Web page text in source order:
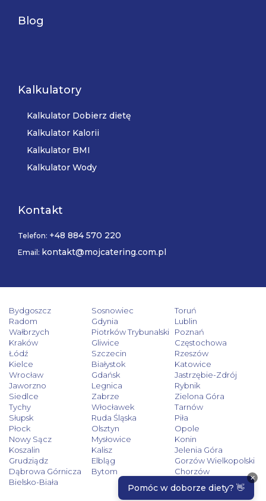
Blog
Kalkulatory
Kalkulator Dobierz dietę
Kalkulator Kalorii
Kalkulator BMI
Kalkulator Wody
Kontakt
Telefon: +48 884 570 220
Email: kontakt@mojcatering.com.pl
Bydgoszcz Sosnowiec
Toruń
Radom
Gdynia
Lublin
Wałbrzych
Piotrków Trybunalski
Poznań
Kraków
Gliwice
Częstochowa
Łódź
Szczecin
Rzeszów
Kielce
Białystok
Katowice
Wrocław
Gdańsk
Jastrzębie-Zdrój
Jaworzno
Legnica
Rybnik
Siedlce
Zabrze
Zielona Góra
Tychy
Włocławek
Tarnów
Słupsk
Ruda Śląska
Piła
Płock
Olsztyn
Opole
Nowy Sącz
Mysłowice
Konin
Koszalin
Kalisz
Jelenia Góra
Grudziądz
Elbląg
Gorzów Wielkopolski
Dąbrowa Górnicza
Bytom
Chorzów
Bielsko-Biała